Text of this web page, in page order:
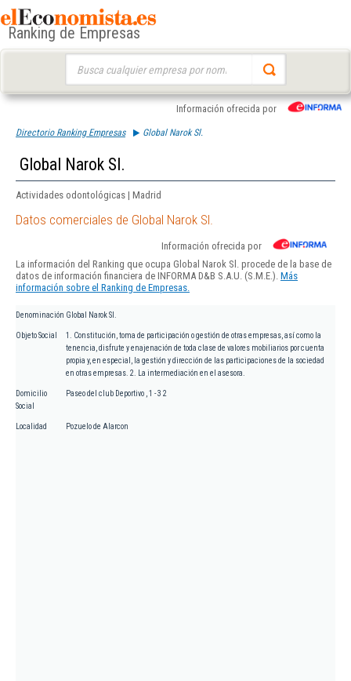
Ranking de Empresas
Información ofrecida por
Directorio Ranking Empresas Global Narok Sl.
Global Narok Sl.
Actividades odontológicas | Madrid
Datos comerciales de Global Narok Sl.
Información ofrecida por
La información del Ranking que ocupa Global Narok Sl. procede de la base de
datos de información financiera de INFORMA D&B S.A.U. (S.M.E.). Más
información sobre el Ranking de Empresas.
Denominación Global Narok Sl.
Objeto Social
1. Constitución, toma de participación o gestión de otras empresas, así como la
tenencia, disfrute y enajenación de toda clase de valores mobiliarios por cuenta
propia y, en especial, la gestión y dirección de las participaciones de la sociedad
en otras empresas. 2. La intermediación en el asesora.
Domicilio
Social
Paseo del club Deportivo , 1 - 3 2
Localidad Pozuelo de Alarcon